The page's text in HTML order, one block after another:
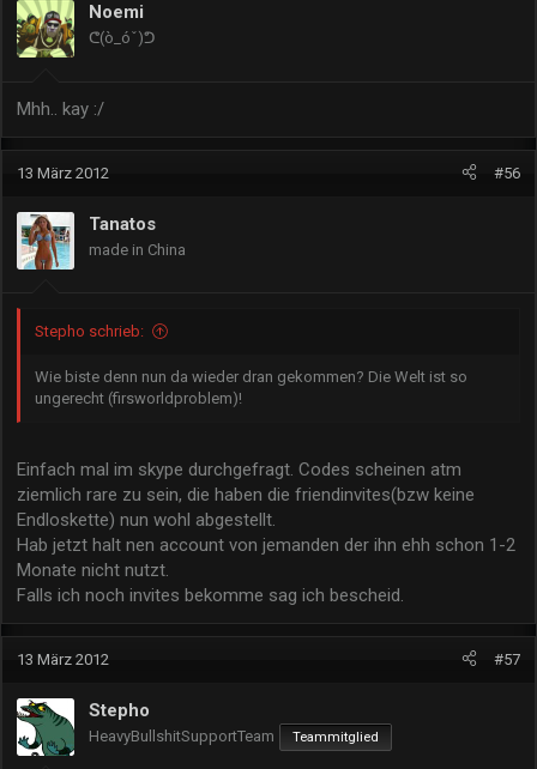
Noemi
ᕦ(ò_óˇ)ᕤ
Mhh.. kay :/
13 März 2012 #56
Tanatos
made in China
Stepho schrieb:
Wie biste denn nun da wieder dran gekommen? Die Welt ist so
ungerecht (firsworldproblem)!
Einfach mal im skype durchgefragt. Codes scheinen atm
ziemlich rare zu sein, die haben die friendinvites(bzw keine
Endloskette) nun wohl abgestellt.
Hab jetzt halt nen account von jemanden der ihn ehh schon 1-2
Monate nicht nutzt.
Falls ich noch invites bekomme sag ich bescheid.
13 März 2012 #57
Stepho
HeavyBullshitSupportTeam Teammitglied